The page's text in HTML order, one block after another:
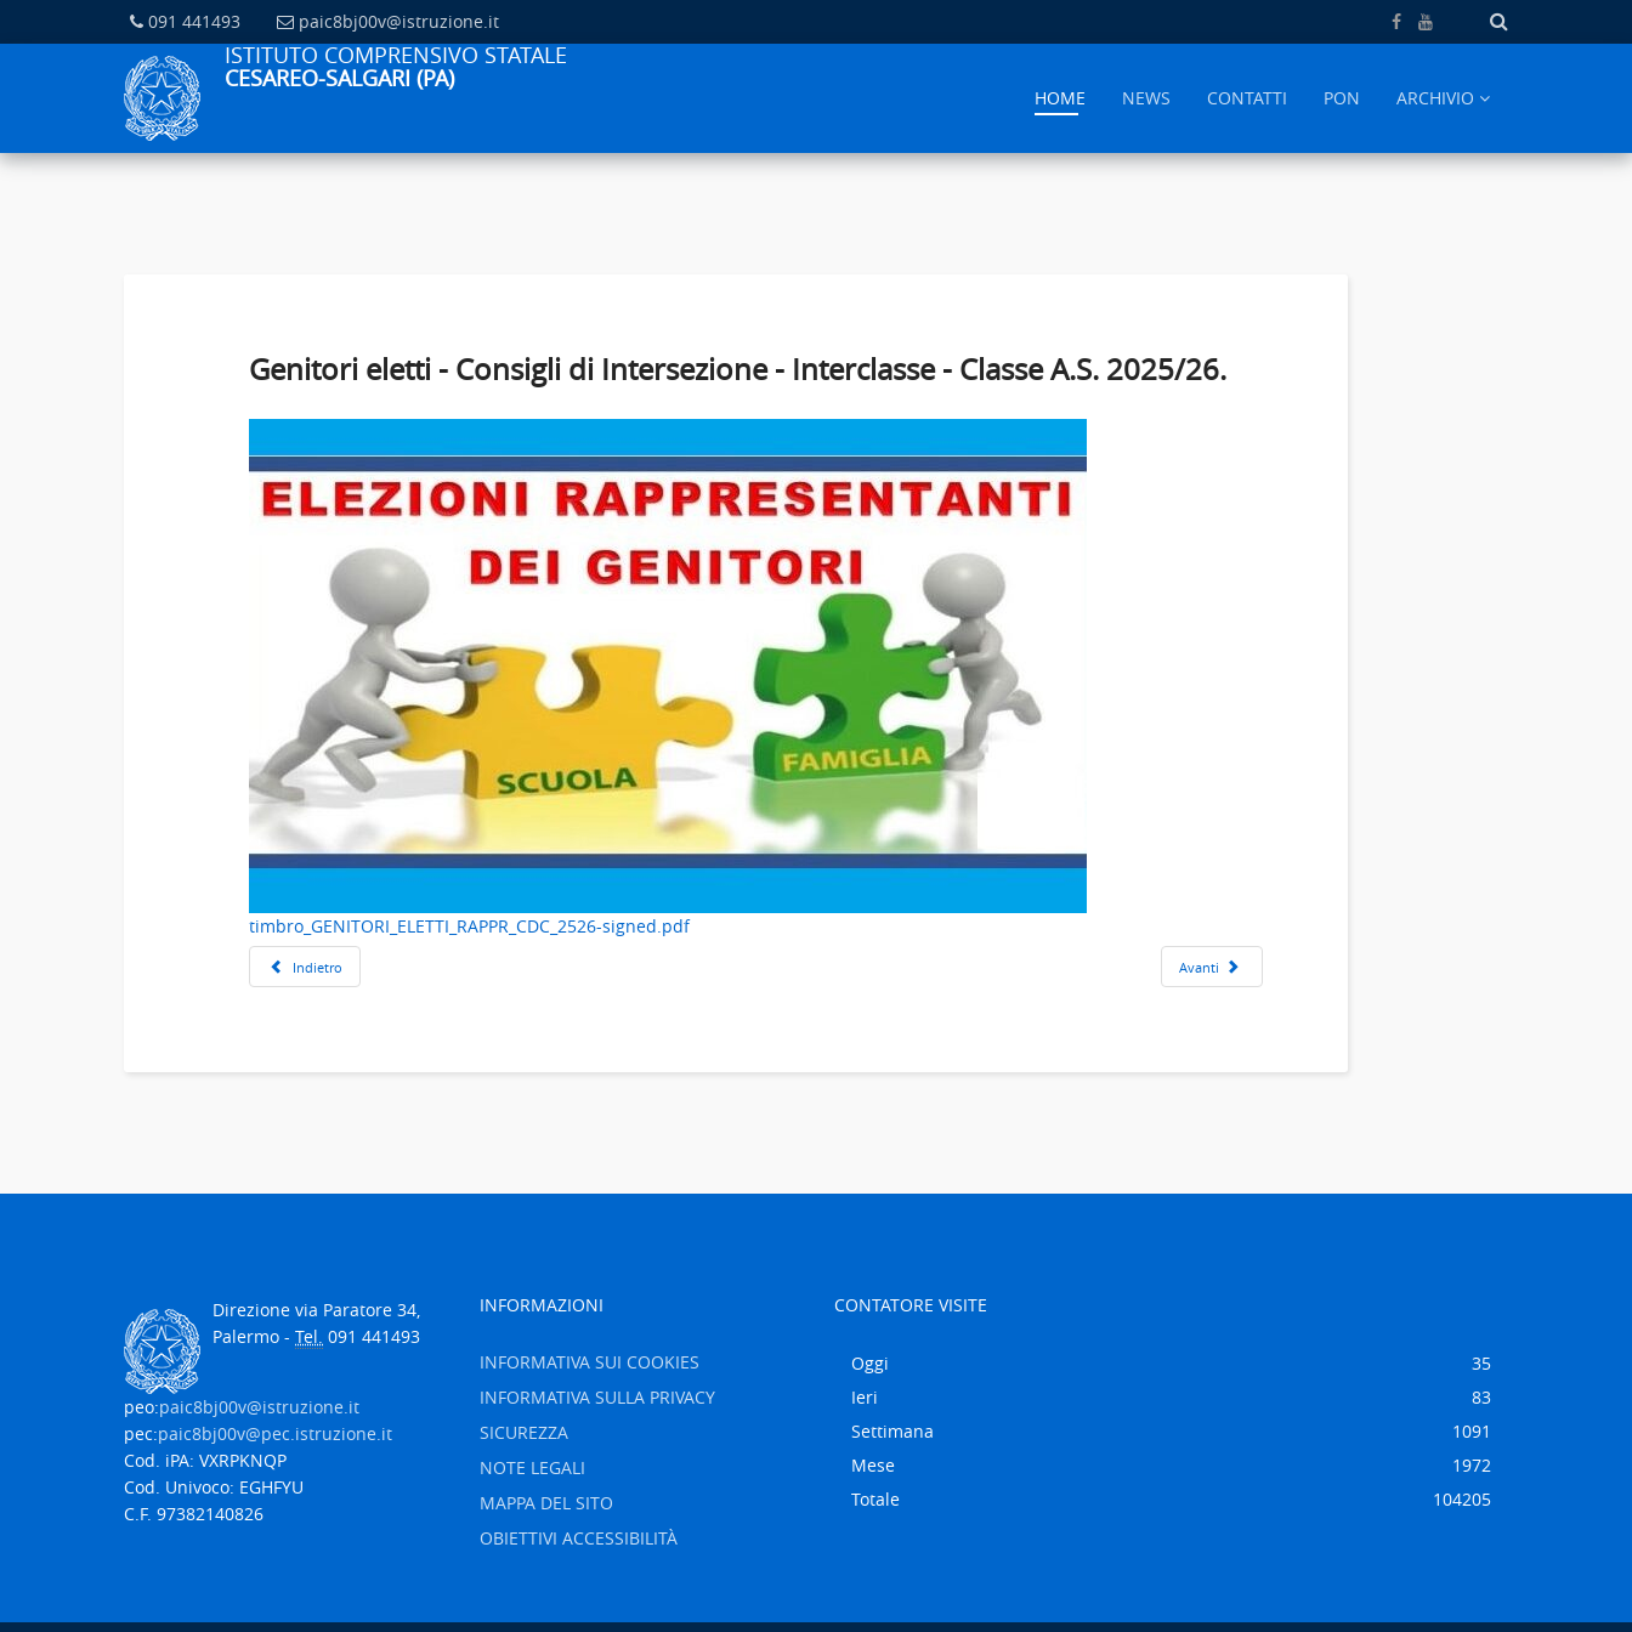
091 441493 paic8bj00v@istruzione.it
ISTITUTO COMPRENSIVO STATALE
CESAREO-SALGARI (PA)
HOME NEWS CONTATTI PON ARCHIVIO
Genitori eletti - Consigli di Intersezione - Interclasse - Classe A.S. 2025/26.
timbro_GENITORI_ELETTI_RAPPR_CDC_2526-signed.pdf
Indietro Avanti
Direzione via Paratore 34,
Palermo - Tel. 091 441493
peo:paic8bj00v@istruzione.it
pec:paic8bj00v@pec.istruzione.it
Cod. iPA: VXRPKNQP
Cod. Univoco: EGHFYU
C.F. 97382140826
INFORMAZIONI
INFORMATIVA SUI COOKIES
INFORMATIVA SULLA PRIVACY
SICUREZZA
NOTE LEGALI
MAPPA DEL SITO
OBIETTIVI ACCESSIBILITÀ
CONTATORE VISITE
Oggi
35
Ieri
83
Settimana
1091
Mese
1972
Totale
104205